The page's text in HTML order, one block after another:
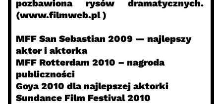
pozbawiona rysów dramatycznych.
(www.filmweb.pl )
MFF San Sebastian 2009 — najlepszy
aktor i aktorka
MFF Rotterdam 2010 – nagroda
publiczności
Goya 2010 dla najlepszej aktorki
Sundance Film Festival 2010